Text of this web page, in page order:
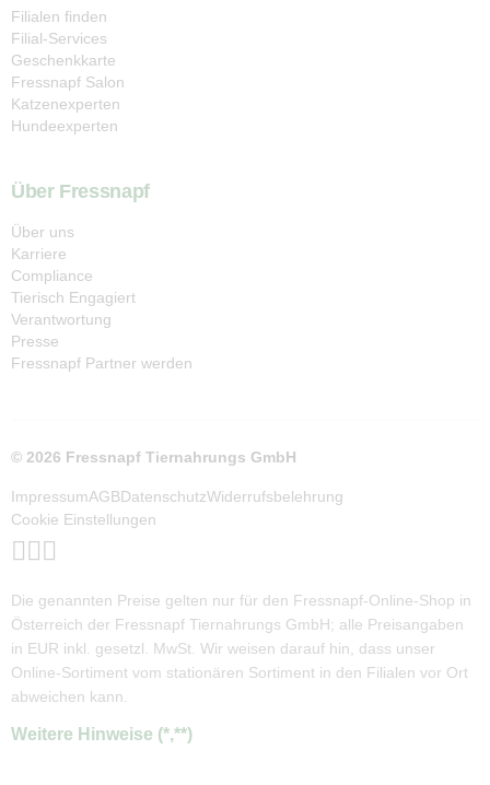
Filialen finden
Filial-Services
Geschenkkarte
Fressnapf Salon
Katzenexperten
Hundeexperten
Über Fressnapf
Über uns
Karriere
Compliance
Tierisch Engagiert
Verantwortung
Presse
Fressnapf Partner werden
© 2026 Fressnapf Tiernahrungs GmbH
ImpressumAGBDatenschutzWiderrufsbelehrung
Cookie Einstellungen
Die genannten Preise gelten nur für den Fressnapf-Online-Shop in
Österreich der Fressnapf Tiernahrungs GmbH; alle Preisangaben
in EUR inkl. gesetzl. MwSt. Wir weisen darauf hin, dass unser
Online-Sortiment vom stationären Sortiment in den Filialen vor Ort
abweichen kann.
Weitere Hinweise (*,**)